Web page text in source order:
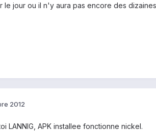
le jour ou il n'y aura pas encore des
2012
LANNIG, APK installee fonctionne nickel.